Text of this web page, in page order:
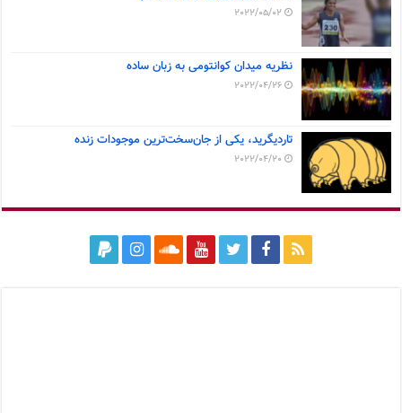
2022/05/02
نظریه میدان کوانتومی به زبان ساده
2022/04/26
تاردیگرید، یکی از جان‌سخت‌ترین موجودات زنده
2022/04/20